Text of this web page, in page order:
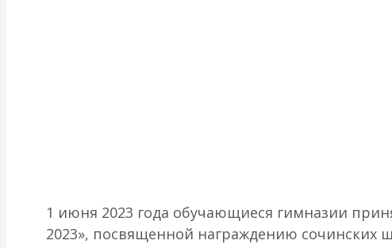
1 июня 2023 года обучающиеся гимназии
2023», посвященной награждению сочинских